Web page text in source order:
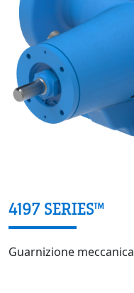
4197 SERIES™
Guarnizione meccanica